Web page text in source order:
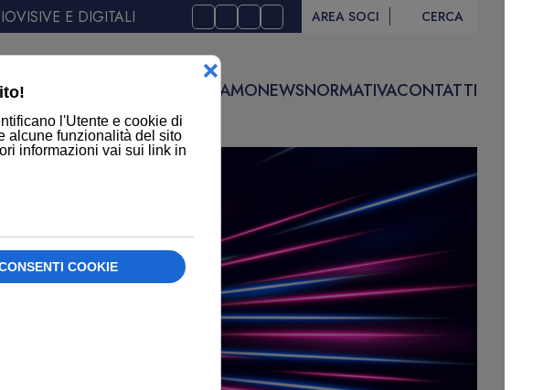
E DIGITALI AREA SOCI CERCA
CHI SIAMONEWSNORMATIVACONTATTI